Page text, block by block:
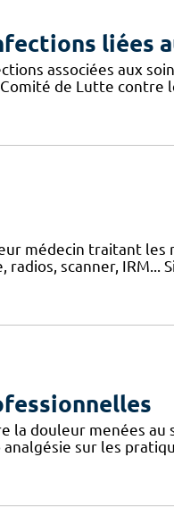
liées
associées aux
de Lutte contre
médecin traitant
scanner, IRM...
la douleur menées
sur les